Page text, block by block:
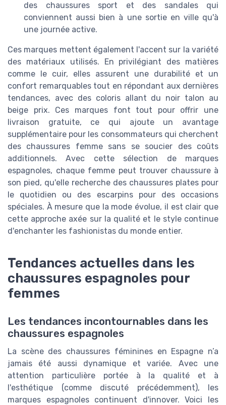
des chaussures sport et des sandales qui
conviennent aussi bien à une sortie en ville qu'à
une journée active.
Ces marques mettent également l'accent sur la variété
des matériaux utilisés. En privilégiant des matières
comme le cuir, elles assurent une durabilité et un
confort remarquables tout en répondant aux dernières
tendances, avec des coloris allant du noir talon au
beige prix. Ces marques font tout pour offrir une
livraison gratuite, ce qui ajoute un avantage
supplémentaire pour les consommateurs qui cherchent
des chaussures femme sans se soucier des coûts
additionnels. Avec cette sélection de marques
espagnoles, chaque femme peut trouver chaussure à
son pied, qu'elle recherche des chaussures plates pour
le quotidien ou des escarpins pour des occasions
spéciales. À mesure que la mode évolue, il est clair que
cette approche axée sur la qualité et le style continue
d'enchanter les fashionistas du monde entier.
Tendances actuelles dans les
chaussures espagnoles pour
femmes
Les tendances incontournables dans les
chaussures espagnoles
La scène des chaussures féminines en Espagne n’a
jamais été aussi dynamique et variée. Avec une
attention particulière portée à la qualité et à
l'esthétique (comme discuté précédemment), les
marques espagnoles continuent d'innover. Voici les